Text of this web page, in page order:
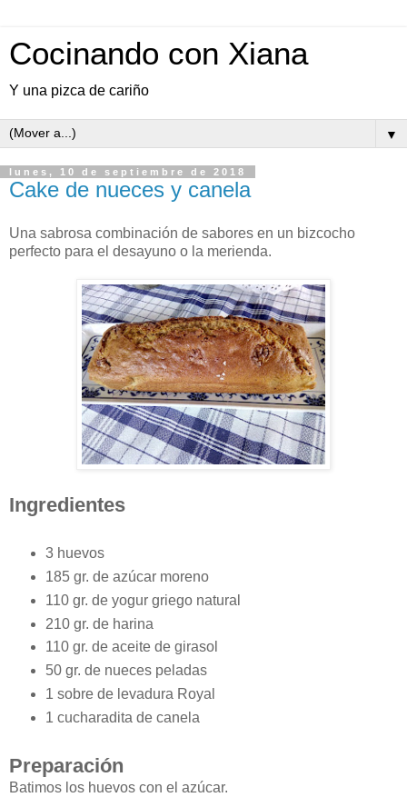
Cocinando con Xiana
Y una pizca de cariño
▼
lunes, 10 de septiembre de 2018
Cake de nueces y canela
Una sabrosa combinación de sabores en un bizcocho
perfecto para el desayuno o la merienda.
Ingredientes
3 huevos
185 gr. de azúcar moreno
110 gr. de yogur griego natural
210 gr. de harina
110 gr. de aceite de girasol
50 gr. de nueces peladas
1 sobre de levadura Royal
1 cucharadita de canela
Preparación
Batimos los huevos con el azúcar.